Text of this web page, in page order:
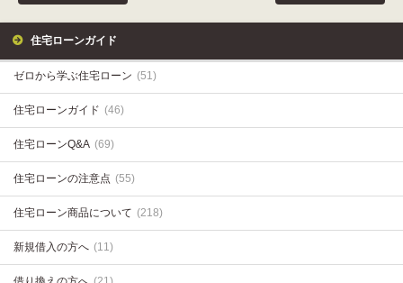
住宅ローンガイド
ゼロから学ぶ住宅ローン (51)
住宅ローンガイド (46)
住宅ローンQ&A (69)
住宅ローンの注意点 (55)
住宅ローン商品について (218)
新規借入の方へ (11)